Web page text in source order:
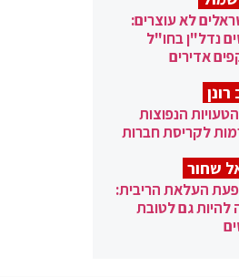
לא עוצרים:
נדל"ן בחו"ל
אדירים
: 10 הטעויות הנפוצות
לקריסת חברות
שחור
העלאת הריבית:
להיות גם לטובת